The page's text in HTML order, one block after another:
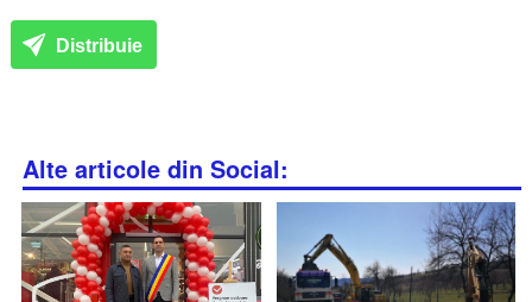
Distribuie
Alte articole din Social: